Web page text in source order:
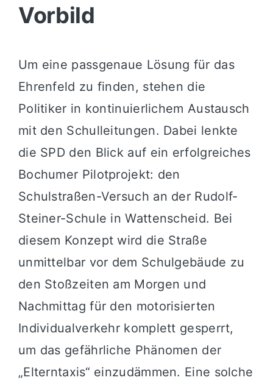
Vorbild
Um eine passgenaue Lösung für das
Ehrenfeld zu finden, stehen die
Politiker in kontinuierlichem Austausch
mit den Schulleitungen. Dabei lenkte
die SPD den Blick auf ein erfolgreiches
Bochumer Pilotprojekt: den
Schulstraßen-Versuch an der Rudolf-
Steiner-Schule in Wattenscheid. Bei
diesem Konzept wird die Straße
unmittelbar vor dem Schulgebäude zu
den Stoßzeiten am Morgen und
Nachmittag für den motorisierten
Individualverkehr komplett gesperrt,
um das gefährliche Phänomen der
„Elterntaxis“ einzudämmen. Eine solche